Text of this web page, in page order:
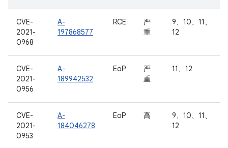
CVE-
2021-
0968
A-
197868577
RCE
严
重
9、10、11、
12
CVE-
2021-
0956
A-
189942532
EoP
严
重
11、12
CVE-
2021-
0953
A-
184046278
EoP 高
9、10、11、
12